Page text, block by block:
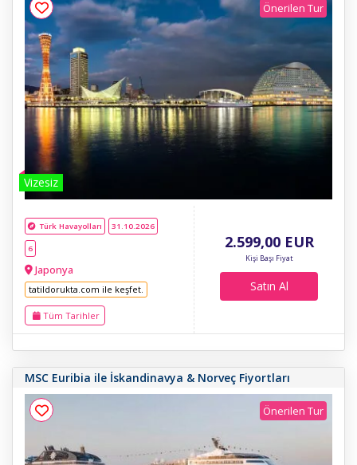
Vizesiz
Önerilen Tur
Türk Havayolları 31.10.2026
6
Japonya
tatildorukta.com ile keşfet.
Tüm Tarihler
2.599,00EUR
Kişi Başı Fiyat
Satın Al
MSC Euribia ile İskandinavya & Norveç Fiyortları
Önerilen Tur